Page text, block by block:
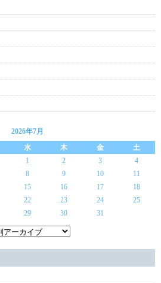
2026年7月
水 木 金
土
1
2 3
4
8 9 10
11
15 16 17
18
22 23 24
25
29 30 31